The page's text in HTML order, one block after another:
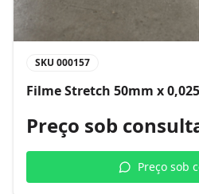
SKU 000157
Filme Stretch 50mm x
Preço sob
Preço sob